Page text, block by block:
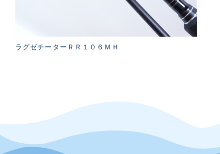
ラグゼチーターＲＲ１０６ＭＨ